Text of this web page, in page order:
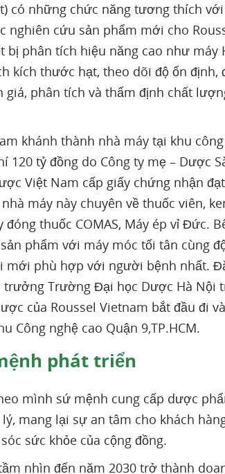
có những chức năng tương thích
nghiên cứu sản phẩm mới cho
bị phân tích hiệu năng cao như máy
kích thước hạt, theo dõi độ ổn định,
giá, phân tích và thẩm định chất
khánh thành nhà máy tại khu
120 tỷ đồng do Công ty mẹ – Dược
Việt Nam cấp giấy chứng nhận đạt
máy này chuyên về thuốc viên,
thuốc COMAS, Máy ép vỉ Đức.
phẩm với máy móc tối tân cùng
phù hợp với người bệnh nhất.
trưởng Trường Đại học Dược Hà
của Roussel Vietnam bắt đầu đi
Công nghệ cao Quận 9,TP.HCM.
phát triển
mình sứ mệnh cung cấp dược
mang lại sự an tâm cho khách
sức khỏe của cộng đồng.
nhìn đến năm 2030 trở thành